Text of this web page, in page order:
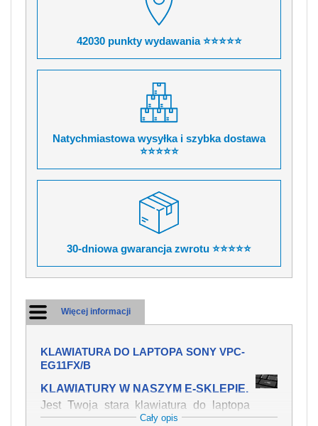
42030 punkty wydawania ⭐⭐⭐⭐⭐
Natychmiastowa wysyłka i szybka dostawa
⭐⭐⭐⭐⭐
30-dniowa gwarancja zwrotu ⭐⭐⭐⭐⭐
Więcej informacji
KLAWIATURA DO LAPTOPA SONY VPC-
EG11FX/B
KLAWIATURY W NASZYM E-SKLEPIE.
Jest Twoja stara klawiatura do laptopa
SONY VPC-EG11FX/B mechanicznie
Cały opis